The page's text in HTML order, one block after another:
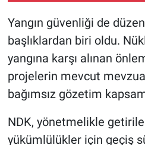
Yangın güvenliği de
başlıklardan biri oldu.
yangına karşı alınan
projelerin mevcut
bağımsız gözetim
NDK, yönetmelikle
yükümlülükler için geçiş